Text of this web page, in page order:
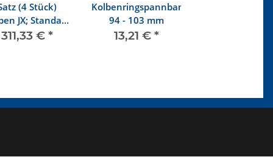
(4 Stück)
JX; Standard
76,50 mm
311,33 € *
Kolbenringspannband
94 - 103 mm
13,21 € *